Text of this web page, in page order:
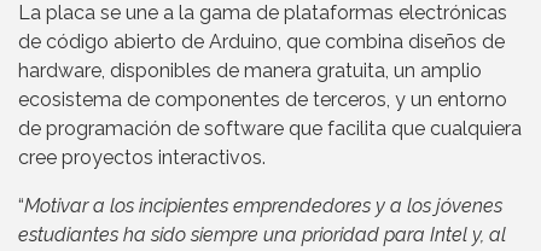
La placa se une a la gama de plataformas electrónicas
de código abierto de Arduino, que combina diseños de
hardware, disponibles de manera gratuita, un amplio
ecosistema de componentes de terceros, y un entorno
de programación de software que facilita que cualquiera
cree proyectos interactivos.
“Motivar a los incipientes emprendedores y a los jóvenes
estudiantes ha sido siempre una prioridad para Intel y, al